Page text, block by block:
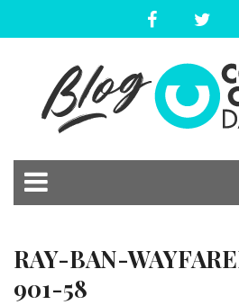
RAY-BAN-
901-58